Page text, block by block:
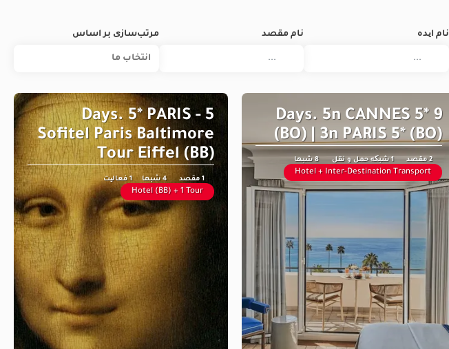
نام ایده نام مقصد مرتب‌سازی بر اساس
انتخاب‌ ما
9 Days. 5n CANNES 5*
(BO) | 3n PARIS 5* (BO)
2 مقصد 1 شبکه حمل و نقل 8 شبها
Hotel + Inter-Destination Transport
5 Days. 5* PARIS -
Sofitel Paris Baltimore
Tour Eiffel (BB)
1 مقصد 4 شبها 1 فعالیت
Hotel (BB) + 1 Tour